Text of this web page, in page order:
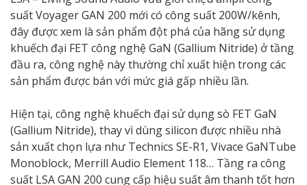
suất Voyager GAN 200 mới có công suất 200W/kênh,
đây được xem là sản phẩm đột phá của hãng sử dụng
khuếch đại FET công nghệ GaN (Gallium Nitride) ở tầng
đầu ra, công nghệ này thường chỉ xuất hiện trong các
sản phẩm được bán với mức giá gấp nhiều lần.
Hiện tại, công nghệ khuếch đại sử dụng sò FET GaN
(Gallium Nitride), thay vì dùng silicon được nhiều nhà
sản xuất chọn lựa như Technics SE-R1, Vivace GaNTube
Monoblock, Merrill Audio Element 118… Tầng ra công
suất LSA GAN 200 cung cấp hiệu suất âm thanh tốt hơn